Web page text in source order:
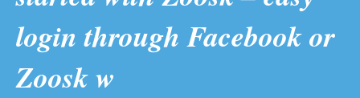
login through Facebook or
Zoosk w